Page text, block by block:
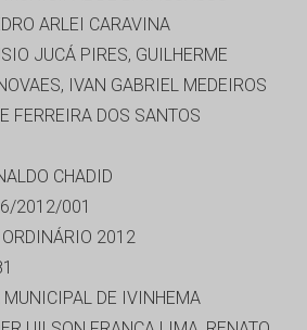
ARLEI CARAVINA
JUCÁ PIRES, GUILHERME
IVAN GABRIEL MEDEIROS
FERREIRA DOS SANTOS
CHADID
2012/001
ORDINÁRIO 2012
MUNICIPAL DE IVINHEMA